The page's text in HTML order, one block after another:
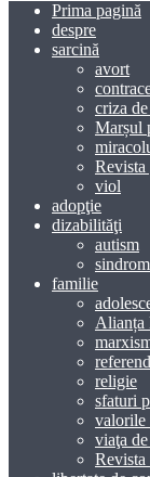
Prima pagină
despre
sarcină
avort
criza
Marșul
Revista
viol
adopţie
dizabilităţi
autism
familie
Alianța
religie
sfaturi
valorile
viaţa